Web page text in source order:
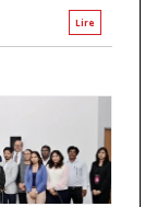
Lire